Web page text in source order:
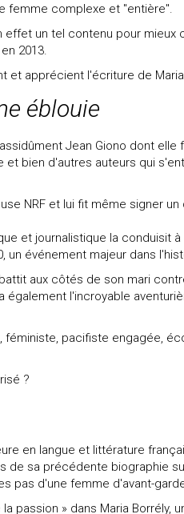
femme complexe et "entière".
effet un tel contenu pour mieux
2013.
et apprécient l'écriture de
éblouie
Jean Giono dont elle
et bien d'autres auteurs qui
NRF et lui fit même signer
et journalistique la conduisit
événement majeur dans
aux côtés de son mari
l'incroyable
féministe, pacifiste engagée,
?
en langue et littérature
sa précédente biographie
pas d'une femme d'avant-
passion » dans Maria Borrély,